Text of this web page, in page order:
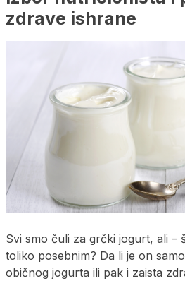
zdrave ishrane
Svi smo čuli za grčki jogurt, ali –
toliko posebnim? Da li je on
običnog jogurta ili pak i zaista